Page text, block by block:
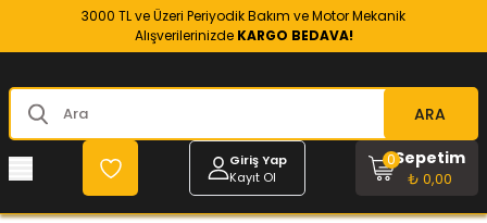
3000 TL ve Üzeri Periyodik Bakım ve Motor Mekanik
Alışverilerinizde KARGO BEDAVA!
ARA
Giriş Yap
Kayıt Ol
Sepetim
₺ 0,00
0